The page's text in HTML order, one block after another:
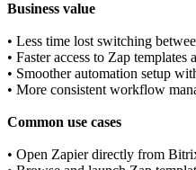
Business value
• Less time lost switching
• Faster access to Zap templates
• Smoother automation setup
• More consistent workflow
Common use cases
• Open Zapier directly from